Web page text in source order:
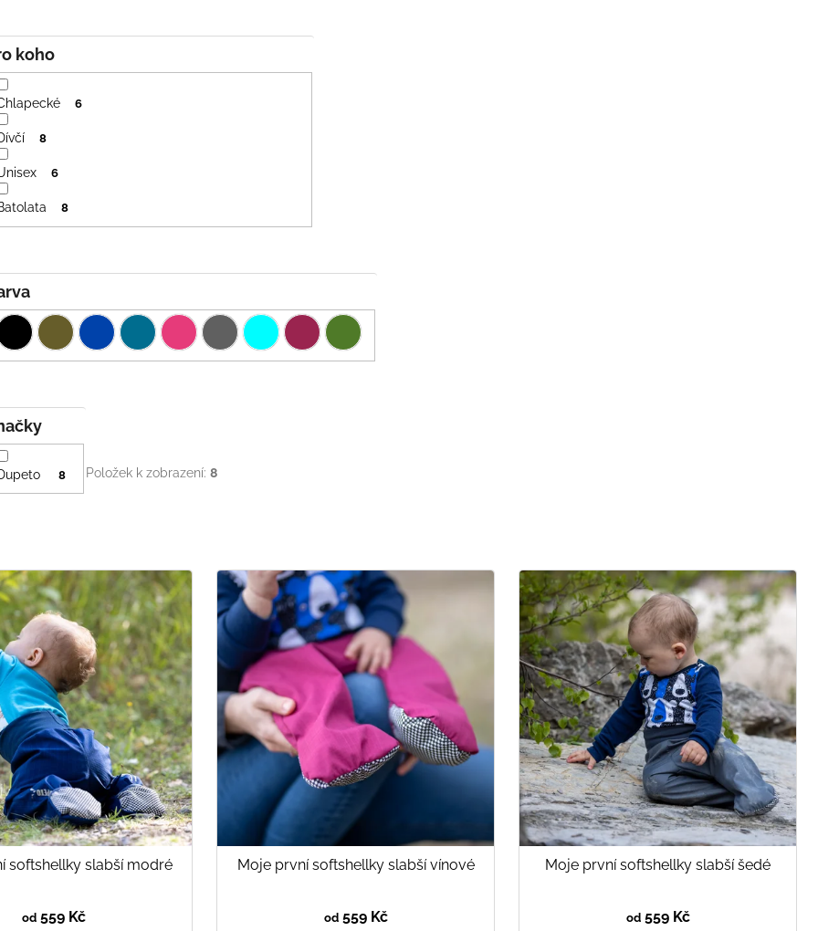
8
koho
6
8
6
8
Položek k zobrazení: 8
softshellky slabší modré
od559 Kč
Moje první softshellky slabší vínové
od559 Kč
Moje první softshellky slabší šedé
od559 Kč